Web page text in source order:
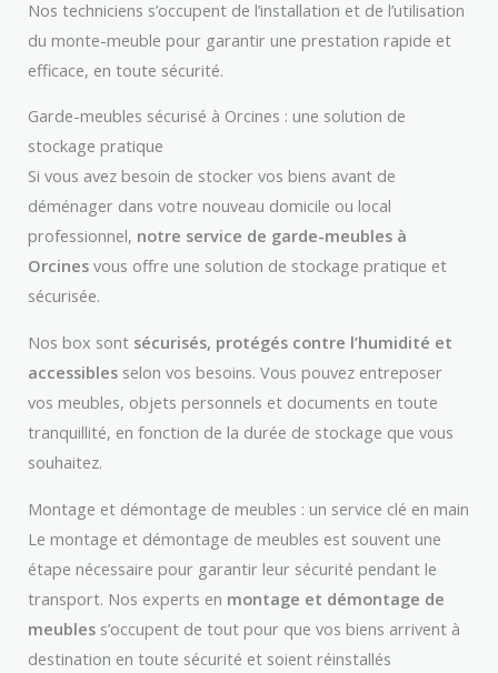
Nos techniciens s’occupent de l’installation et de l’utilisation
du monte-meuble pour garantir une prestation rapide et
efficace, en toute sécurité.
Garde-meubles sécurisé à Orcines : une solution de
stockage pratique
Si vous avez besoin de stocker vos biens avant de
déménager dans votre nouveau domicile ou local
professionnel, notre service de garde-meubles à
Orcines vous offre une solution de stockage pratique et
sécurisée.
Nos box sont sécurisés, protégés contre l’humidité et
accessibles selon vos besoins. Vous pouvez entreposer
vos meubles, objets personnels et documents en toute
tranquillité, en fonction de la durée de stockage que vous
souhaitez.
Montage et démontage de meubles : un service clé en main
Le montage et démontage de meubles est souvent une
étape nécessaire pour garantir leur sécurité pendant le
transport. Nos experts en montage et démontage de
meubles s’occupent de tout pour que vos biens arrivent à
destination en toute sécurité et soient réinstallés